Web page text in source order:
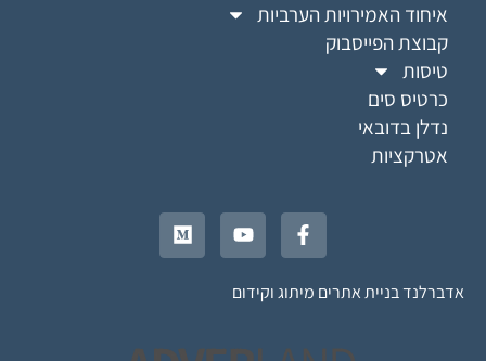
איחוד האמירויות הערביות
קבוצת הפייסבוק
טיסות
כרטיס סים
נדלן בדובאי
אטרקציות
אדברלנד בניית אתרים מיתוג וקידום